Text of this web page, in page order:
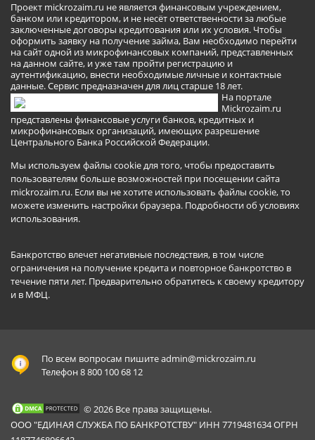
Проект mickrozaim.ru не является финансовым учреждением,
банком или кредитором, и не несёт ответственности за любые
заключенные договоры кредитования или их условия. Чтобы
оформить заявку на получение займа, Вам необходимо перейти
на сайт одной из микрофинансовых компаний, представленных
на данном сайте, и уже там пройти регистрацию и
аутентификацию, внести необходимые личные и контактные
данные. Сервис предназначен для лиц старше 18 лет.
На портале
Mickrozaim.ru
представлены финансовые услуги банков, кредитных и
микрофинансовых организаций, имеющих разрешение
Центрального Банка Российской Федерации.
Мы используем файлы cookie для того, чтобы предоставить
пользователям больше возможностей при посещении сайта
mickrozaim.ru. Если вы не хотите использовать файлы cookie, то
можете изменить настройки браузера. Подробности об условиях
использования.
Банкротство влечет негативные последствия, в том числе
ограничения на получение кредита и повторное банкротство в
течение пяти лет. Предварительно обратитесь к своему кредитору
и в МФЦ.
По всем вопросам пишитеadmin@mickrozaim.ru
Телефон 8 800 100 68 12
© 2026 Все права защищены.
ООО "ЕДИНАЯ СЛУЖБА ПО БАНКРОТСТВУ" ИНН 7719481634 ОГРН